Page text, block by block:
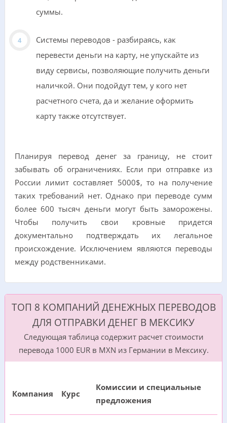
суммы.
Системы переводов - разбираясь, как
перевести деньги на карту, не упускайте из
виду сервисы, позволяющие получить деньги
наличкой. Они подойдут тем, у кого нет
расчетного счета, да и желание оформить
карту также отсутствует.
Планируя перевод денег за границу, не стоит
забывать об ограничениях. Если при отправке из
России лимит составляет 5000$, то на получение
таких требований нет. Однако при переводе сумм
более 600 тысяч деньги могут быть заморожены.
Чтобы получить свои кровные придется
документально подтверждать их легальное
происхождение. Исключением являются переводы
между родственниками.
ТОП 8 КОМПАНИЙ ДЕНЕЖНЫХ ПЕРЕВОДОВ
ДЛЯ ОТПРАВКИ ДЕНЕГ В МЕКСИКУ
Следующая таблица содержит расчет стоимости
перевода 1000 EUR в MXN из Германии в Мексику.
Компания Курс
Комиссии и специальные
предложения